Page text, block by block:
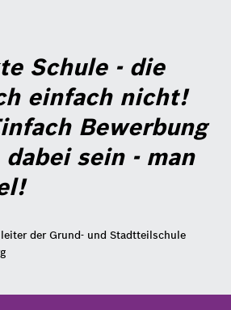
Schule - die
einfach nicht!
Bewerbung
sein - man
der Grund- und Stadtteilschule